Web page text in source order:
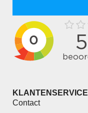
KLANTENSERVICE
Contact